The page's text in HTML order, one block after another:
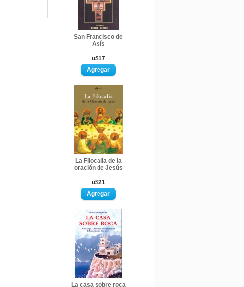
San Francisco de
Asís
u$17
La Filocalia de la
oración de Jesús
u$21
La casa sobre roca